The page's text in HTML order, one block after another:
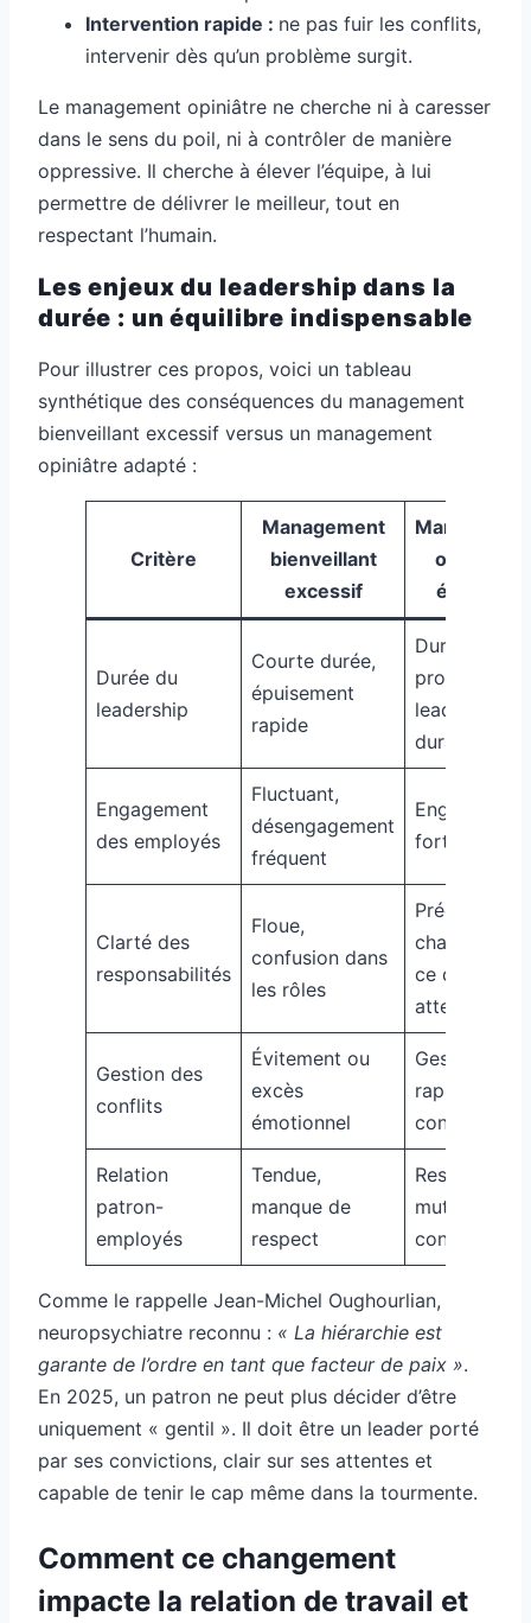
Intervention rapide : ne pas fuir les conflits,
intervenir dès qu’un problème surgit.
Le management opiniâtre ne cherche ni à caresser
dans le sens du poil, ni à contrôler de manière
oppressive. Il cherche à élever l’équipe, à lui
permettre de délivrer le meilleur, tout en
respectant l’humain.
Les enjeux du leadership dans la
durée : un équilibre indispensable
Pour illustrer ces propos, voici un tableau
synthétique des conséquences du management
bienveillant excessif versus un management
opiniâtre adapté :
Critère
Management
bienveillant
excessif
opiniâtre
équilibré
Durée du
leadership
Courte durée,
épuisement
rapide
Durée
prolongée,
leadership
durable
Engagement
des employés
Fluctuant,
désengagement
fréquent
Engagement
fort et
Clarté des
responsabilités
Floue,
confusion dans
les rôles
Précise,
chacun sait
ce qu’on
attend
Gestion des
conflits
Évitement ou
excès
émotionnel
Gestion
rapide et
constructive
Relation
patron-
employés
Tendue,
manque de
respect
Respect
mutuel et
confiance
Comme le rappelle Jean-Michel Oughourlian,
neuropsychiatre reconnu : « La hiérarchie est
garante de l’ordre en tant que facteur de paix ».
En 2025, un patron ne peut plus décider d’être
uniquement « gentil ». Il doit être un leader porté
par ses convictions, clair sur ses attentes et
capable de tenir le cap même dans la tourmente.
Comment ce changement
impacte la relation de travail et